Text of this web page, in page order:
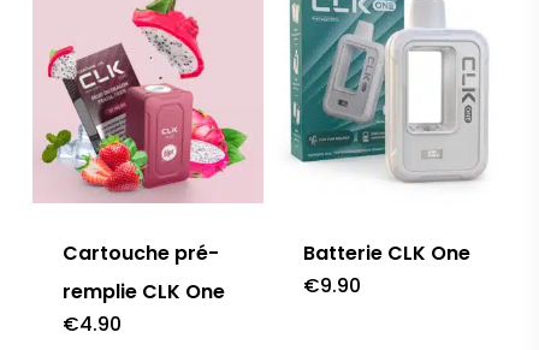
Cartouche pré-
remplie CLK One
€4.90
Batterie CLK One
€9.90